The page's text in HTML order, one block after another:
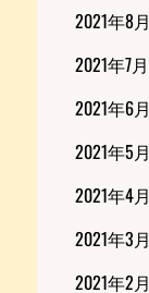
2021年8月
2021年7月
2021年6月
2021年5月
2021年4月
2021年3月
2021年2月